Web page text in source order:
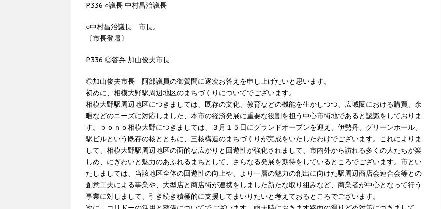
P.336 ○議長 中村昌治議長
○中村昌治議長 市長。
〔市長登壇〕
P.336 ◎答弁 加山俊夫市長
◎加山俊夫市長 阿部議員の御質問に逐次お答えを申し上げたいと思います。
初めに、相模大野駅周辺地区のまちづくりについてでございます。
相模大野駅周辺地区につきましては、既存の文化、教育などの機能を生かしつつ、広域圏における購買、余
暇などのニーズに対応しました、本市の経済発展に重要な役割を担う中心市街地であると認識をしておりま
す。ｂｏｎｏ相模大野につきましては、３月１５日にグランドオープンを迎え、伊勢丹、グリーンホール、
駅ビルという既存の核とともに、三核構造のまちづくりが完成をいたしたわけでございます。これによりま
して、相模大野駅周辺地区の面的な広がりと回遊性が強化されまして、市内外から訪れる多くの人たちが楽
しめ、にぎわいと魅力のあふれるまちとして、さらなる発展を期待をしているところでございます。市とい
たしましては、当該地区全体の回遊性の向上や、より一層の魅力の創出に向けた駅周辺商店会連合会等との
創意工夫による事業や、大型店と商店街が連携をしました新たな取り組みなど、商業者が中心となって行う
事業に対しまして、引き続き積極的に支援してまいりたいと考えておるところでございます。